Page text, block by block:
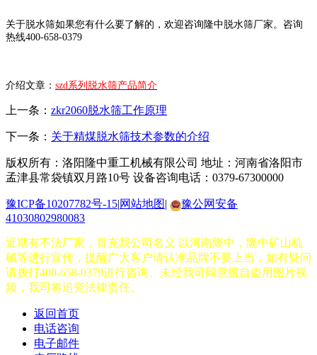
关于脱水筛如果您有什么要了解的，欢迎咨询隆中脱水筛厂家。咨询
热线400-658-0379
介绍文章： szd系列脱水筛产品简介
上一条： zkr2060脱水筛工作原理
下一条： 关于精煤脱水筛技术参数的介绍
版权所有：洛阳隆中重工机械有限公司 地址：河南省洛阳市
孟津县常袋镇双月路10号 设备咨询电话：0379-67300000
豫ICP备10207782号-15|网站地图|
豫公网安备
41030802980083
近期有不法厂家，冒充我公司名义 以河南隆中，隆中矿山机
械等进行宣传，提醒广大客户请认准品牌不要上当，如有疑问
请拨打400-658-0379进行咨询。未经我司同意擅自盗用图片视
频，我司将追究法律责任。
返回首页
电话咨询
电子邮件